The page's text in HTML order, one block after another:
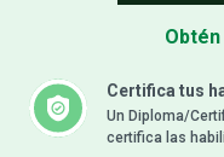
Certifica tus
Un Diploma/
certifica las